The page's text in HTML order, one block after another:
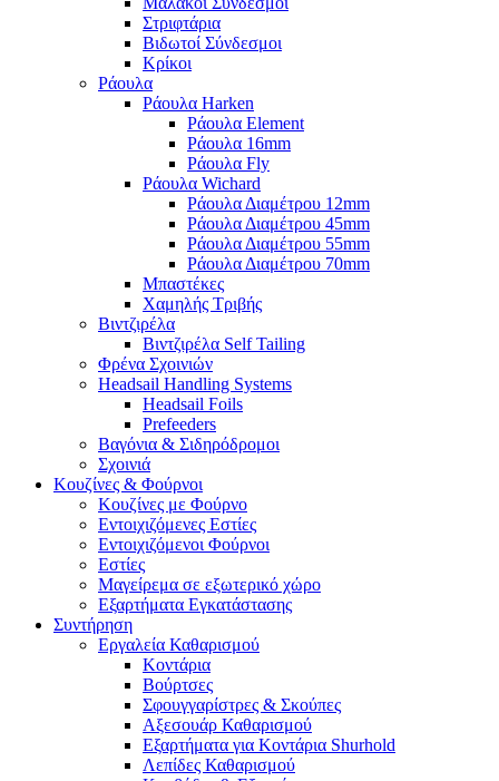
Στριφτάρια
Βιδωτοί Σύνδεσμοι
Κρίκοι
Ράουλα
Ράουλα Harken
Ράουλα Element
Ράουλα 16mm
Ράουλα Fly
Ράουλα Wichard
Ράουλα Διαμέτρου 12mm
Ράουλα Διαμέτρου 45mm
Ράουλα Διαμέτρου 55mm
Ράουλα Διαμέτρου 70mm
Μπαστέκες
Χαμηλής Τριβής
Βιντζιρέλα
Βιντζιρέλα Self Tailing
Φρένα Σχοινιών
Headsail Handling Systems
Headsail Foils
Prefeeders
Βαγόνια & Σιδηρόδρομοι
Σχοινιά
Κουζίνες & Φούρνοι
Κουζίνες με Φούρνο
Εντοιχιζόμενες Εστίες
Εντοιχιζόμενοι Φούρνοι
Εστίες
Μαγείρεμα σε εξωτερικό χώρο
Εξαρτήματα Εγκατάστασης
Συντήρηση
Εργαλεία Καθαρισμού
Κοντάρια
Βούρτσες
Σφουγγαρίστρες & Σκούπες
Αξεσουάρ Καθαρισμού
Εξαρτήματα για Κοντάρια Shurhold
Λεπίδες Καθαρισμού